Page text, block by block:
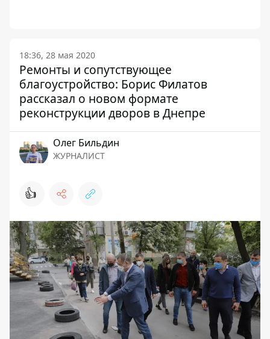
18:36, 28 мая 2020
Ремонты и сопутствующее
благоустройство: Борис Филатов
рассказал о новом формате
реконструкции дворов в Днепре
Олег Бильдин
ЖУРНАЛИСТ
👍